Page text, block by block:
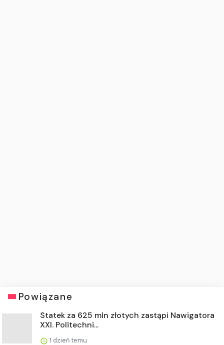
Powiązane
Statek za 625 mln złotych zastąpi Nawigatora
XXI. Politechni...
1 dzień temu